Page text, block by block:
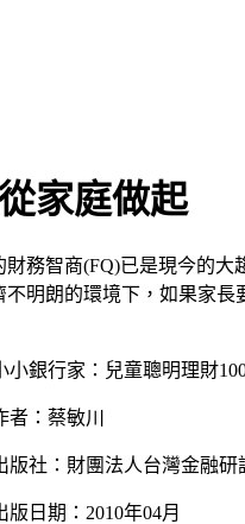
家庭做起
務智商(FQ)已是現今的
明朗的環境下，如果家
小銀行家：兒童聰明理財
者：蔡敏川
版社：財團法人台灣金融研
版日期：2010年04月